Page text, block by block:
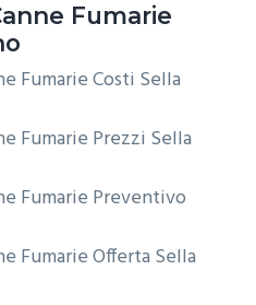
Fumarie
Fumarie Costi Sella
Fumarie Prezzi Sella
Fumarie Preventivo
Fumarie Offerta Sella